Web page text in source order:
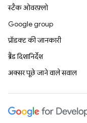
स्टैक ओवरफ़्लो
Google group
प्रॉडक्ट की जानकारी
ब्रैंड दिशानिर्देश
अक्सर पूछे जाने वाले सवाल